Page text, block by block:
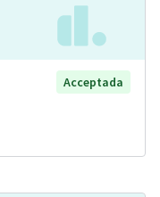
Acceptada